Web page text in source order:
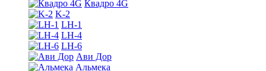
Квадро 4G
K-2
LH-1
LH-4
LH-6
Ави Дор
Альмека